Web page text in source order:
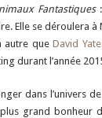
Fantastiques:
Elle se déroulera
autre queDavid
durant l’année
dans l’univers
grand bonheur